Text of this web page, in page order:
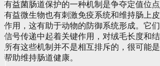
有益菌肠道保护的一种机制是争夺定值位点
有益微生物也有刺激免疫系统和维持肠上
作用，这有助于动物的防御系统形成。它
信号传递中起着关键作用，对绒毛长度和结
所有这些机制并不是相互排斥的，很可能
帮助维持肠道健康。